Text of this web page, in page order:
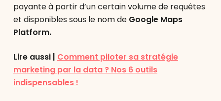
payante à partir d’un certain volume de requêtes
et disponibles sous le nom de Google Maps
Platform.
Lire aussi | Comment piloter sa stratégie
marketing par la data ? Nos 6 outils
indispensables !